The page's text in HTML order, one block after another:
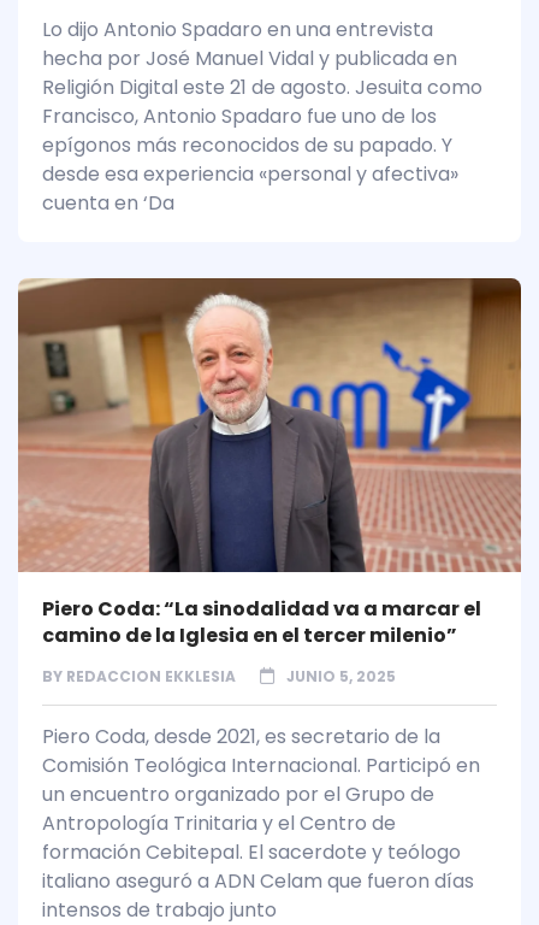
Lo dijo Antonio Spadaro en una entrevista
hecha por José Manuel Vidal y publicada en
Religión Digital este 21 de agosto. Jesuita como
Francisco, Antonio Spadaro fue uno de los
epígonos más reconocidos de su papado. Y
desde esa experiencia «personal y afectiva»
cuenta en ‘Da
Piero Coda: “La sinodalidad va a marcar el
camino de la Iglesia en el tercer milenio”
BY REDACCION EKKLESIA JUNIO 5, 2025
Piero Coda, desde 2021, es secretario de la
Comisión Teológica Internacional. Participó en
un encuentro organizado por el Grupo de
Antropología Trinitaria y el Centro de
formación Cebitepal. El sacerdote y teólogo
italiano aseguró a ADN Celam que fueron días
intensos de trabajo junto